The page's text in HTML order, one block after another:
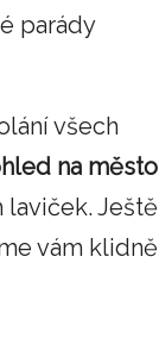
parády
všech
na město
laviček. Ještě
vám klidně